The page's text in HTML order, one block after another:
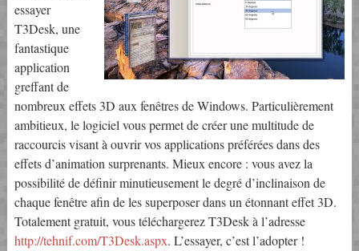
essayer
T3Desk, une
fantastique
application
greffant de
nombreux effets 3D aux fenêtres de Windows. Particulièrement
ambitieux, le logiciel vous permet de créer une multitude de
raccourcis visant à ouvrir vos applications préférées dans des
effets d’animation surprenants. Mieux encore : vous avez la
possibilité de définir minutieusement le degré d’inclinaison de
chaque fenêtre afin de les superposer dans un étonnant effet 3D.
Totalement gratuit, vous téléchargerez T3Desk à l’adresse
http://tehnif.com/T3Desk.aspx. L’essayer, c’est l’adopter !